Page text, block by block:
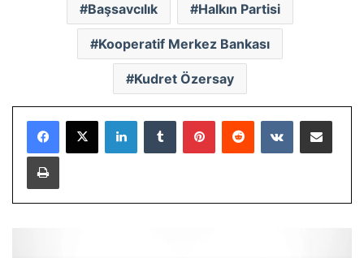
Başsavcılık Halkın Partisi
Kooperatif Merkez Bankası
Kudret Özersay
LinkedInTumblr PinterestReddit VKontakteE-Posta ile paylaş
Yazdır